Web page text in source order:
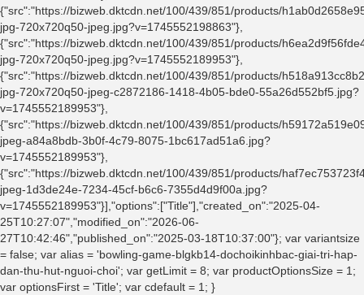
{"src":"https://bizweb.dktcdn.net/100/439/851/products/
jpg-720x720q50-jpeg.jpg?v=1745552198863"},
{"src":"https://bizweb.dktcdn.net/100/439/851/products/
jpg-720x720q50-jpeg.jpg?v=1745552189953"},
{"src":"https://bizweb.dktcdn.net/100/439/851/products/
jpg-720x720q50-jpeg-c2872186-1418-4b05-bde0-55a26d552bf5.jpg?
v=1745552189953"},
{"src":"https://bizweb.dktcdn.net/100/439/851/products/
jpeg-a84a8bdb-3b0f-4c79-8075-1bc617ad51a6.jpg?
v=1745552189953"},
{"src":"https://bizweb.dktcdn.net/100/439/851/products/
jpeg-1d3de24e-7234-45cf-b6c6-7355d4d9f00a.jpg?
v=1745552189953"}],"options":["Title"],"created_on":"2025-04-
25T10:27:07","modified_on":"2026-06-
27T10:42:46","published_on":"2025-03-18T10:37:00"}; var variantsize
= false; var alias = 'bowling-game-blgkb14-dochoikinhbac-giai-tri-hap-
dan-thu-hut-nguoi-choi'; var getLimit = 8; var productOptionsSize = 1;
var optionsFirst = 'Title'; var cdefault = 1; }